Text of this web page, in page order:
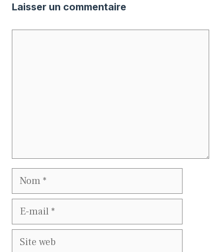
Laisser un commentaire
Nom
E-
Site